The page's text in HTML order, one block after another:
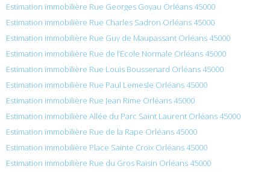
Estimation immobilière Rue Georges Goyau Orléans 45000
Estimation immobilière Rue Charles Sadron Orléans 45000
Estimation immobilière Rue Guy de Maupassant Orléans 45000
Estimation immobilière Rue de l’École Normale Orléans 45000
Estimation immobilière Rue Louis Boussenard Orléans 45000
Estimation immobilière Rue Paul Lemesle Orléans 45000
Estimation immobilière Rue Jean Rime Orléans 45000
Estimation immobilière Allée du Parc Saint Laurent Orléans 45000
Estimation immobilière Rue de la Rape Orléans 45000
Estimation immobilière Place Sainte Croix Orléans 45000
Estimation immobilière Rue du Gros Raisin Orléans 45000